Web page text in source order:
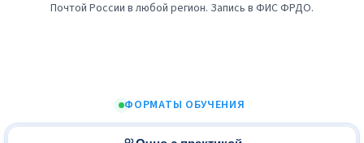
Почтой России в любой регион. Запись в ФИС ФРДО.
ФОРМАТЫ ОБУЧЕНИЯ